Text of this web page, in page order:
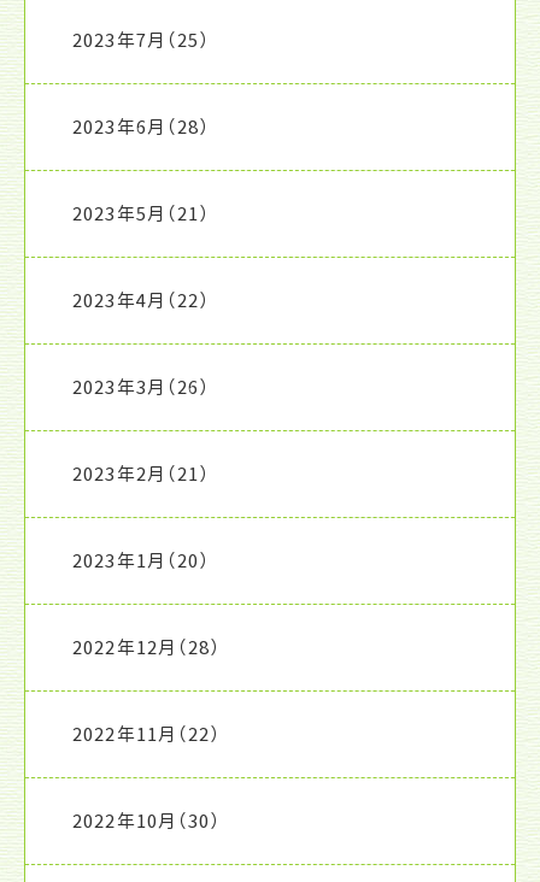
2023年7月 （25）
2023年6月 （28）
2023年5月 （21）
2023年4月 （22）
2023年3月 （26）
2023年2月 （21）
2023年1月 （20）
2022年12月 （28）
2022年11月 （22）
2022年10月 （30）